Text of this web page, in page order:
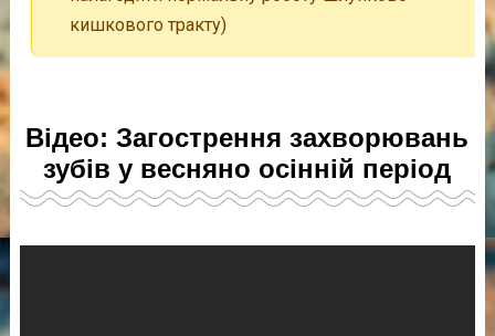
кишкового тракту)
Відео: Загострення захворювань
зубів у весняно осінній період